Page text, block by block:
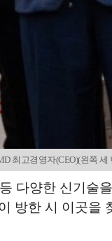
최고경영자(CEO)(왼쪽
다양한 신기
방한 시 이곳